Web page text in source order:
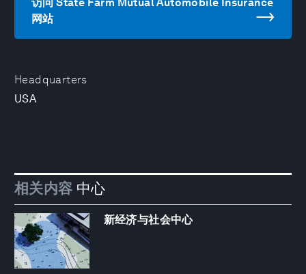
Headquarters
USA
网站
相关内容 中心
新经济与社会中心